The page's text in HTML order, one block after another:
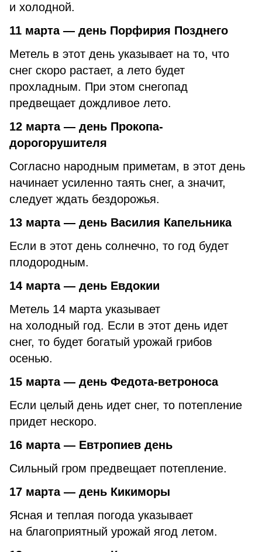
и холодной.
11 марта — день Порфирия Позднего
Метель в этот день указывает на то, что
снег скоро растает, а лето будет
прохладным. При этом снегопад
предвещает дождливое лето.
12 марта — день Прокопа-
дорогорушителя
Согласно народным приметам, в этот день
начинает усиленно таять снег, а значит,
следует ждать бездорожья.
13 марта — день Василия Капельника
Если в этот день солнечно, то год будет
плодородным.
14 марта — день Евдокии
Метель 14 марта указывает
на холодный год. Если в этот день идет
снег, то будет богатый урожай грибов
осенью.
15 марта — день Федота-ветроноса
Если целый день идет снег, то потепление
придет нескоро.
16 марта — Евтропиев день
Сильный гром предвещает потепление.
17 марта — день Кикиморы
Ясная и теплая погода указывает
на благоприятный урожай ягод летом.